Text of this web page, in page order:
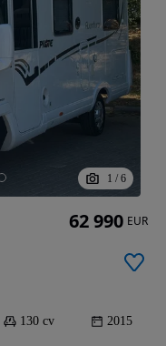
1 / 6
130 cv 2015
62 990 EUR